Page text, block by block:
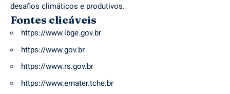
desafios climáticos e produtivos.
Fontes clicáveis
https://www.ibge.gov.br
https://www.gov.br
https://www.rs.gov.br
https://www.emater.tche.br